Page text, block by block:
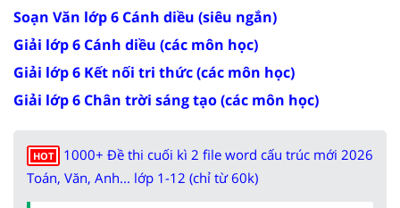
Soạn Văn lớp 6 Cánh diều (siêu ngắn)
Giải lớp 6 Cánh diều (các môn học)
Giải lớp 6 Kết nối tri thức (các môn học)
Giải lớp 6 Chân trời sáng tạo (các môn học)
HOT
1000+ Đề thi cuối kì 2 file word cấu trúc mới 2026
Toán, Văn, Anh... lớp 1-12 (chỉ từ 60k)